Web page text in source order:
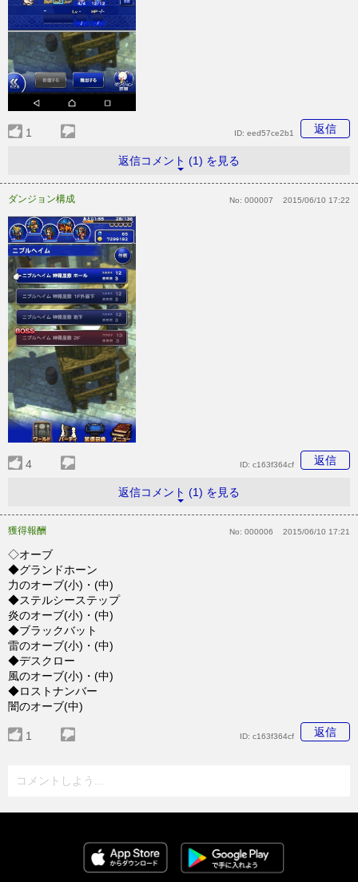
1 返信
ID: eed57ce2b1
返信コメント (1) を見る
ダンジョン構成 No: 000007 2015/06/10 17:22
4 返信
ID: c163f364cf
返信コメント (1) を見る
獲得報酬 No: 000006 2015/06/10 17:21
◇オーブ
◆グランドホーン
力のオーブ(小)・(中)
◆ステルシーステップ
炎のオーブ(小)・(中)
◆ブラックバット
雷のオーブ(小)・(中)
◆デスクロー
風のオーブ(小)・(中)
◆ロストナンバー
闇のオーブ(中)
1 返信
ID: c163f364cf
コメントしよう...